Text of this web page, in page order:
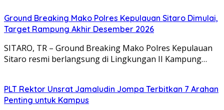
Ground Breaking Mako Polres Kepulauan Sitaro Dimulai,
Target Rampung Akhir Desember 2026
SITARO, TR – Ground Breaking Mako Polres Kepulauan
Sitaro resmi berlangsung di Lingkungan II Kampung…
​PLT Rektor Unsrat Jamaludin Jompa Terbitkan 7 Arahan
Penting untuk Kampus